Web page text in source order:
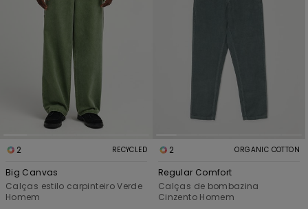
2 RECYCLED
Big Canvas
Calças estilo carpinteiro Verde
Homem
2 ORGANIC COTTON
Regular Comfort
Calças de bombazina
Cinzento Homem